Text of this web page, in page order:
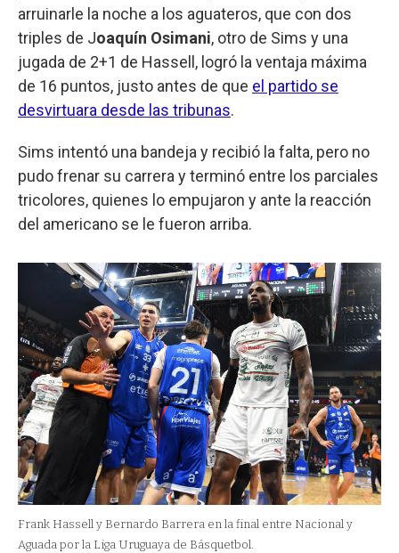
arruinarle la noche a los aguateros, que con dos
triples de Joaquín Osimani, otro de Sims y una
jugada de 2+1 de Hassell, logró la ventaja máxima
de 16 puntos, justo antes de que el partido se
desvirtuara desde las tribunas.
Sims intentó una bandeja y recibió la falta, pero no
pudo frenar su carrera y terminó entre los parciales
tricolores, quienes lo empujaron y ante la reacción
del americano se le fueron arriba.
Frank Hassell y Bernardo Barrera en la final entre Nacional y
Aguada por la Liga Uruguaya de Básquetbol.